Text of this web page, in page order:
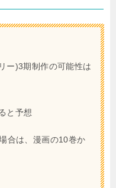
ー)3期制作の可能性は
と予想
合は、漫画の10巻か